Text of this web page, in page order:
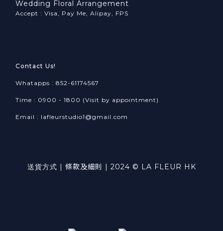
Wedding Floral Arrangement
Accept : Visa, Pay Me, Alipay, FPS
Contact Us!
Whatapps : 852-61174567
Time : 0900 - 1800 (Visit by appointment)
Email : lafleurstudio1@gmail.com
送貨方式 | 條款及細則 | 2024 © LA FLEUR HK